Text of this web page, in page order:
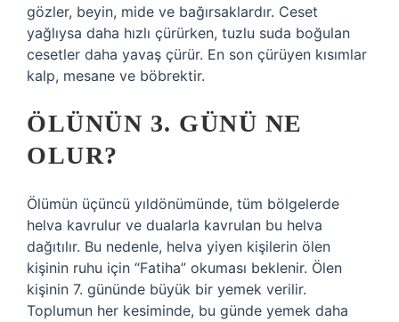
gözler, beyin, mide ve bağırsaklardır. Ceset
yağlıysa daha hızlı çürürken, tuzlu suda boğulan
cesetler daha yavaş çürür. En son çürüyen kısımlar
kalp, mesane ve böbrektir.
ÖLÜNÜN 3. GÜNÜ NE
OLUR?
Ölümün üçüncü yıldönümünde, tüm bölgelerde
helva kavrulur ve dualarla kavrulan bu helva
dağıtılır. Bu nedenle, helva yiyen kişilerin ölen
kişinin ruhu için “Fatiha” okuması beklenir. Ölen
kişinin 7. gününde büyük bir yemek verilir.
Toplumun her kesiminde, bu günde yemek daha